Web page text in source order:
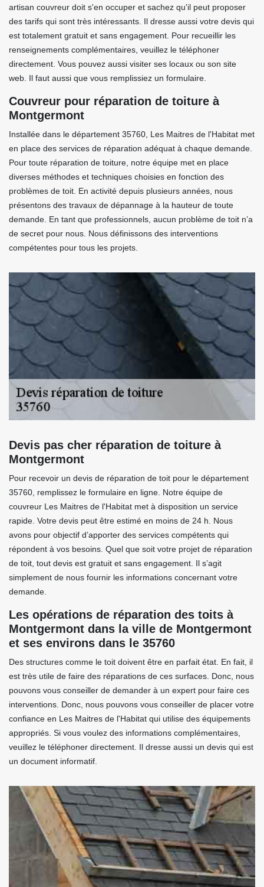
artisan couvreur doit s'en occuper et sachez qu'il peut proposer
des tarifs qui sont très intéressants. Il dresse aussi votre devis qui
est totalement gratuit et sans engagement. Pour recueillir les
renseignements complémentaires, veuillez le téléphoner
directement. Vous pouvez aussi visiter ses locaux ou son site
web. Il faut aussi que vous remplissiez un formulaire.
Couvreur pour réparation de toiture à
Montgermont
Installée dans le département 35760, Les Maitres de l'Habitat met
en place des services de réparation adéquat à chaque demande.
Pour toute réparation de toiture, notre équipe met en place
diverses méthodes et techniques choisies en fonction des
problèmes de toit. En activité depuis plusieurs années, nous
présentons des travaux de dépannage à la hauteur de toute
demande. En tant que professionnels, aucun problème de toit n’a
de secret pour nous. Nous définissons des interventions
compétentes pour tous les projets.
Devis pas cher réparation de toiture à
Montgermont
Pour recevoir un devis de réparation de toit pour le département
35760, remplissez le formulaire en ligne. Notre équipe de
couvreur Les Maitres de l'Habitat met à disposition un service
rapide. Votre devis peut être estimé en moins de 24 h. Nous
avons pour objectif d’apporter des services compétents qui
répondent à vos besoins. Quel que soit votre projet de réparation
de toit, tout devis est gratuit et sans engagement. Il s’agit
simplement de nous fournir les informations concernant votre
demande.
Les opérations de réparation des toits à
Montgermont dans la ville de Montgermont
et ses environs dans le 35760
Des structures comme le toit doivent être en parfait état. En fait, il
est très utile de faire des réparations de ces surfaces. Donc, nous
pouvons vous conseiller de demander à un expert pour faire ces
interventions. Donc, nous pouvons vous conseiller de placer votre
confiance en Les Maitres de l'Habitat qui utilise des équipements
appropriés. Si vous voulez des informations complémentaires,
veuillez le téléphoner directement. Il dresse aussi un devis qui est
un document informatif.